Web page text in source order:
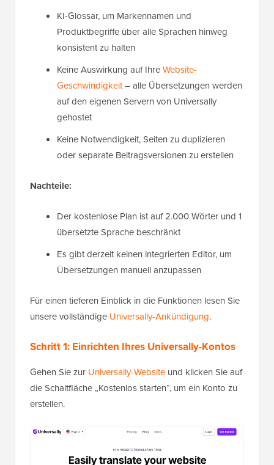
KI-Glossar, um Markennamen und
Produktbegriffe über alle Sprachen hinweg
konsistent zu halten
Keine Auswirkung auf IhreWebsite-
Geschwindigkeit– alle Übersetzungen werden
auf den eigenen Servern von Universally
gehostet
Keine Notwendigkeit, Seiten zu duplizieren
oder separate Beitragsversionen zu erstellen
Nachteile:
Der kostenlose Plan ist auf 2.000 Wörter und 1
übersetzte Sprache beschränkt
Es gibt derzeit keinen integrierten Editor, um
Übersetzungen manuell anzupassen
Für einen tieferen Einblick in die Funktionen lesen Sie
unsere vollständige Universally-Ankündigung.
Schritt 1: Einrichten Ihres Universally-Kontos
Gehen Sie zur Universally-Website und klicken Sie auf
die Schaltfläche „Kostenlos starten“, um ein Konto zu
erstellen.